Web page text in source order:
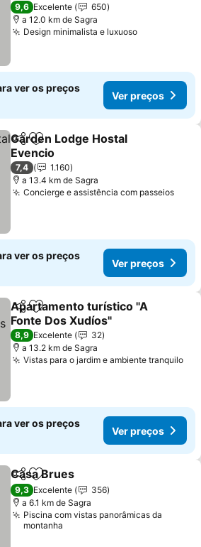
9,6 Excelente
650
a 12.0 km de Sagra
Design minimalista e luxuoso
ver os preços
Ver preços
PartilharAdicionar aos favoritos
Garden Lodge Hostal
Evencio
7,4
1.160
a 13.4 km de Sagra
Concierge e assistência com passeios
ver os preços
Ver preços
PartilharAdicionar aos favoritos
Apartamento turístico "A
Fonte Dos Xudíos"
8,9 Excelente
32
a 13.2 km de Sagra
Vistas para o jardim e ambiente tranquilo
ver os preços
Ver preços
PartilharAdicionar aos favoritos
Casa Brues
9,3 Excelente
356
a 6.1 km de Sagra
Piscina com vistas panorâmicas da
montanha